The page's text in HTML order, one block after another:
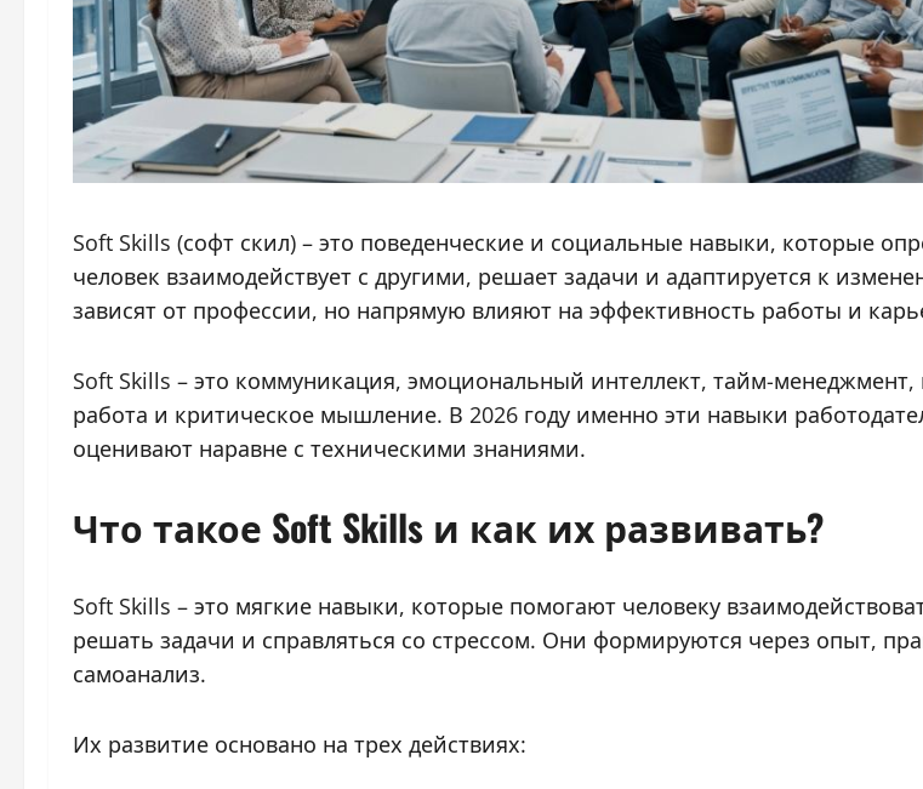
Soft Skills (софт скил) – это поведенческие и социальные навыки, которые
человек взаимодействует с другими, решает задачи и адаптируется к
зависят от профессии, но напрямую влияют на эффективность работы и
Soft Skills – это коммуникация, эмоциональный интеллект, тайм-менеджмент,
работа и критическое мышление. В 2026 году именно эти навыки
оценивают наравне с техническими знаниями.
Что такое Soft Skills и как их развивать?
Soft Skills – это мягкие навыки, которые помогают человеку
решать задачи и справляться со стрессом. Они формируются через опыт,
самоанализ.
Их развитие основано на трех действиях: